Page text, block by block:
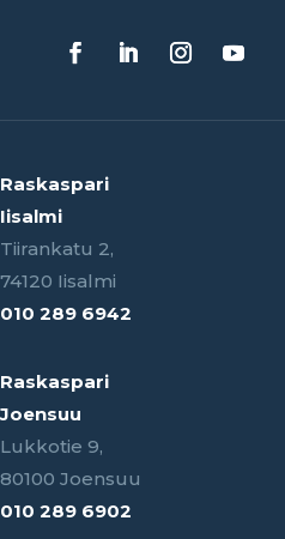
Raskaspari
Iisalmi
Tiirankatu 2,
74120 Iisalmi
010 289 6942
Raskaspari
Joensuu
Lukkotie 9,
80100 Joensuu
010 289 6902